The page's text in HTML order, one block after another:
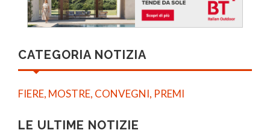
CATEGORIA NOTIZIA
FIERE, MOSTRE, CONVEGNI, PREMI
LE ULTIME NOTIZIE